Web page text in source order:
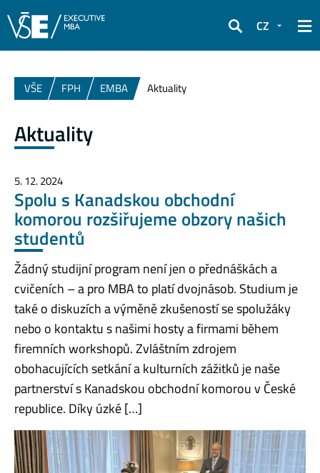
Hledat
CZ
VŠE FPH EMBA Aktuality
Aktuality
5. 12. 2024
Spolu s Kanadskou obchodní
komorou rozšiřujeme obzory našich
studentů
Žádný studijní program není jen o přednáškách a
cvičeních – a pro MBA to platí dvojnásob. Studium je
také o diskuzích a výměně zkušeností se spolužáky
nebo o kontaktu s našimi hosty a firmami během
firemních workshopů. Zvláštním zdrojem
obohacujících setkání a kulturních zážitků je naše
partnerství s Kanadskou obchodní komorou v České
republice. Díky úzké […]